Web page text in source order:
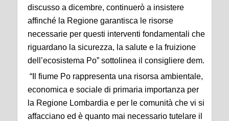
discusso a dicembre, continuerò a insistere
affinché la Regione garantisca le risorse
necessarie per questi interventi fondamentali che
riguardano la sicurezza, la salute e la fruizione
dell’ecosistema Po” sottolinea il consigliere dem.
“Il fiume Po rappresenta una risorsa ambientale,
economica e sociale di primaria importanza per
la Regione Lombardia e per le comunità che vi si
affacciano ed è quanto mai necessario tutelare il